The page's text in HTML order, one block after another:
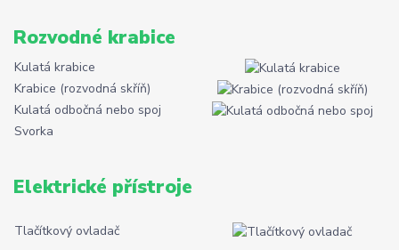
Rozvodné krabice
Kulatá krabice
Krabice (rozvodná skříň)
Kulatá odbočná nebo spoj
Svorka
Elektrické přístroje
Tlačítkový ovladač